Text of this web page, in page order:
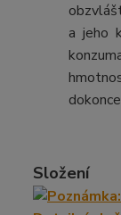
a jeho
Složení